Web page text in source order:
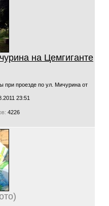
на Цемгиганте
при проезде по ул. Мичурина от
23:51
4226